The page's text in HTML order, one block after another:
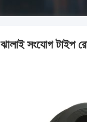
ঝালাই সংযোগ টাইপ